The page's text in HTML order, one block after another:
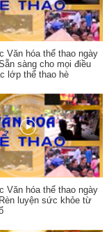
Văn hóa thể thao ngày
sàng cho mọi điều
lớp thể thao hè
Văn hóa thể thao ngày
luyện sức khỏe từ